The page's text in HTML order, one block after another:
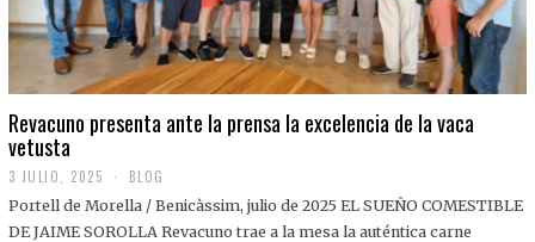
Revacuno presenta ante la prensa la excelencia de la vaca
vetusta
3 JULIO, 2025
J
U
BLOG
Portell de Morella / Benicàssim, julio de 2025 EL SUEÑO COMESTIBLE
DE JAIME SOROLLA Revacuno trae a la mesa la auténtica carne